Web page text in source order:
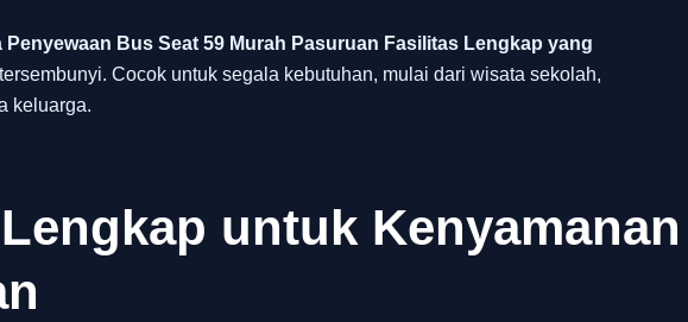
Penyewaan Bus Seat 59 Murah Pasuruan Fasilitas Lengkap yang
Cocok untuk segala kebutuhan, mulai dari wisata sekolah,
keluarga.
untuk Kenyamanan